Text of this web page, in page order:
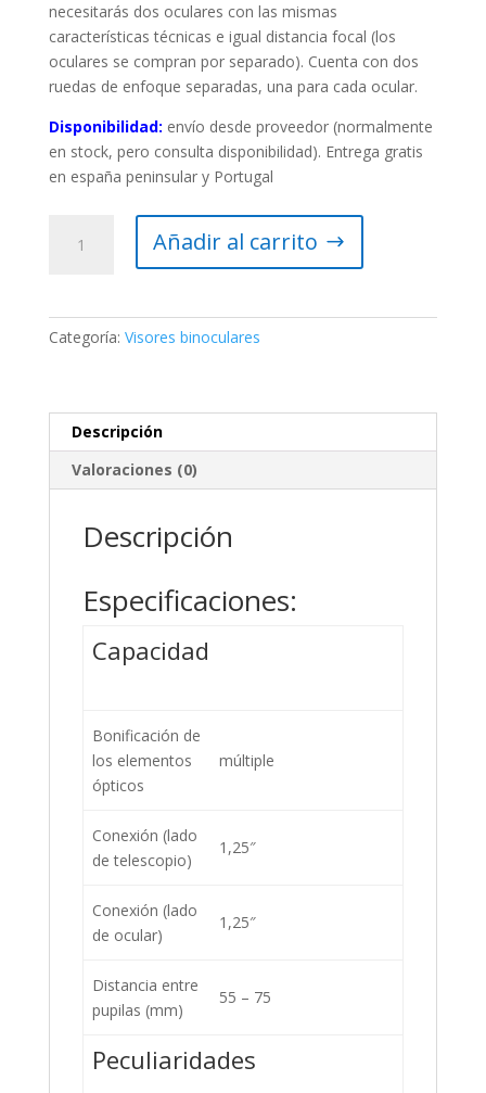
necesitarás dos oculares con las mismas
características técnicas e igual distancia focal (los
oculares se compran por separado). Cuenta con dos
ruedas de enfoque separadas, una para cada ocular.
Disponibilidad: envío desde proveedor (normalmente
en stock, pero consulta disponibilidad). Entrega gratis
en españa peninsular y Portugal
Cabezal
cantidad
Añadir al carrito
Categoría: Visores binoculares
Descripción
Valoraciones (0)
Descripción
Especificaciones:
Capacidad
Bonificación de
los elementos
ópticos
múltiple
Conexión (lado
de telescopio)
1,25″
Conexión (lado
de ocular)
1,25″
Distancia entre
pupilas (mm)
55 – 75
Peculiaridades